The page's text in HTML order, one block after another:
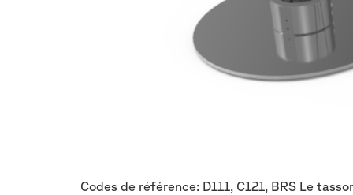
Codes de référence: D111, C121, BRS Le